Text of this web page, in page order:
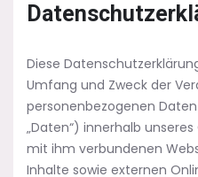
Diese
Umfang und Zweck der
personenbezogenen
„Daten“) innerhalb
mit ihm verbundenen
Inhalte sowie externen